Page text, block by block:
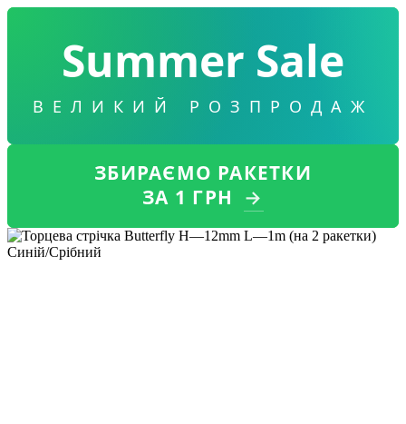
Summer Sale
ВЕЛИКИЙ РОЗПРОДАЖ
ЗБИРАЄМО РАКЕТКИ
ЗА 1 ГРН
→